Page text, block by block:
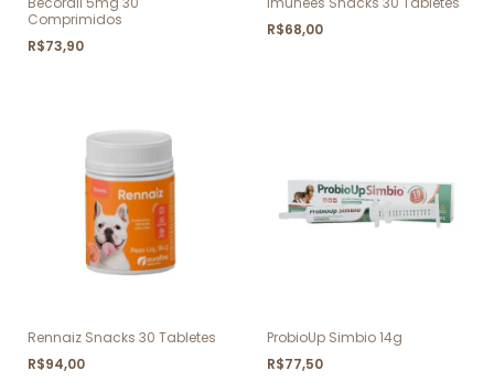
Comprimidos
R$73,90
R$68,00
Rennaiz Snacks 30 Tabletes
R$94,00
ProbioUp Simbio 14g
R$77,50